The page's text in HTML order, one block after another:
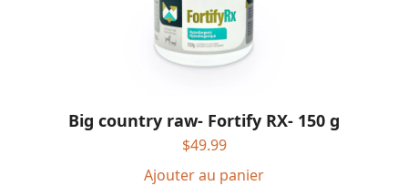
Big country raw- Fortify RX- 150 g
$49.99
Ajouter au panier